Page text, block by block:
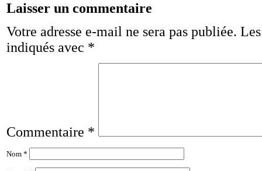
Laisser un commentaire
Votre adresse e-mail ne sera pas publiée.
indiqués avec *
Commentaire *
Nom *